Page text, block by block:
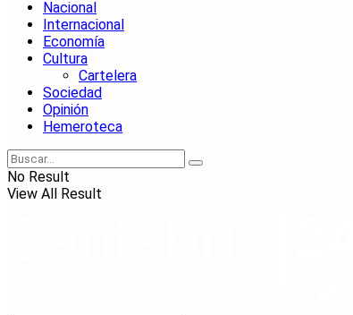
Nacional
Internacional
Economía
Cultura
Cartelera
Sociedad
Opinión
Hemeroteca
No Result
View All Result